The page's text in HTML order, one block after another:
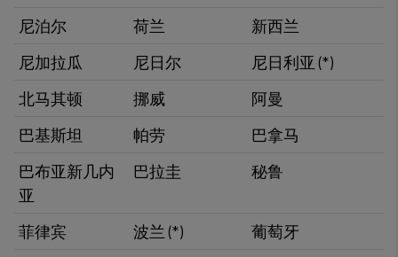
尼泊尔
荷兰​
新西兰
尼加拉瓜​
尼日尔
尼日利亚 (*)​
北马其顿
挪威​
阿曼
巴基斯坦​
​帕劳
巴拿马
巴布亚新几内
亚​
​巴拉圭 秘鲁
​菲律宾 波兰​ (*)
葡萄牙​